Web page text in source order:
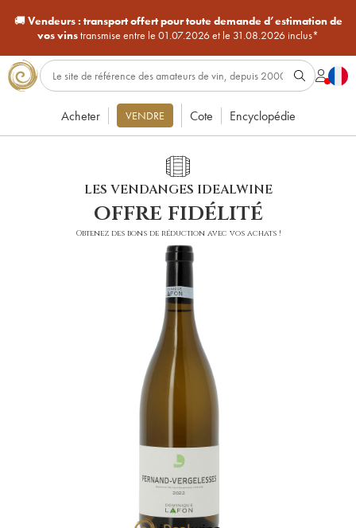
🚚Vendeurs : transport offert pour toute demande d’estimation de
vos vinstransmise entre le 01.07.2026 et le 31.08.2026 inclus*
Acheter VENDRE Cote Encyclopédie
LES VENDANGES IDEALWINE
offre fidélité
Obtenez des bons de réduction avec vos achats !